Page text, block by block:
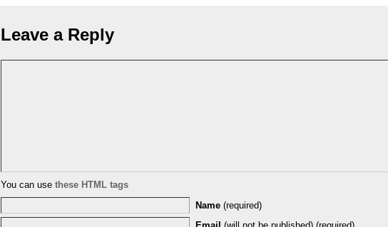
Leave a Reply
You can use these HTML tags
Name (required)